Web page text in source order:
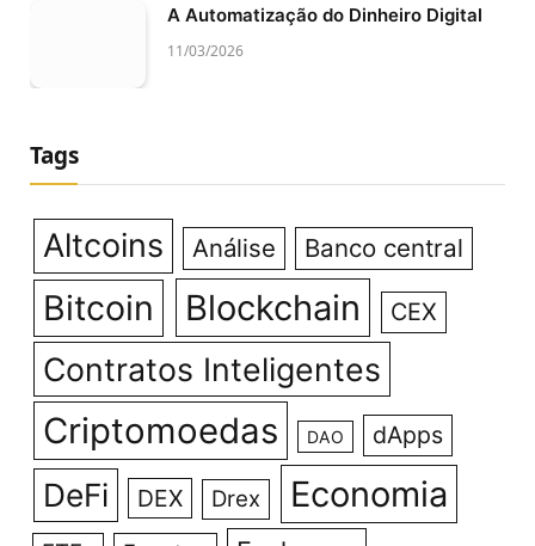
A Automatização do Dinheiro Digital
11/03/2026
Tags
Altcoins Análise Banco central
Bitcoin Blockchain CEX
Contratos Inteligentes
Criptomoedas DAO dApps
DeFi DEX Drex Economia